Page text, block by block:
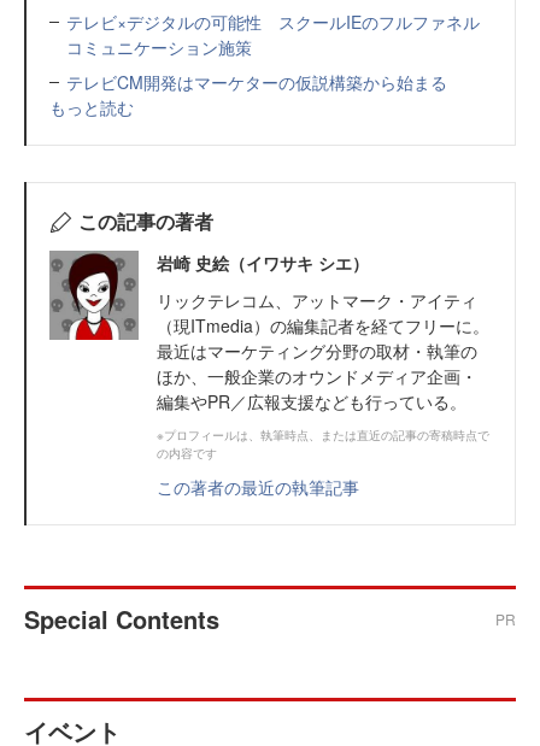
テレビ×デジタルの可能性 スクールIEのフルファネル
コミュニケーション施策
テレビCM開発はマーケターの仮説構築から始まる
もっと読む
この記事の著者
岩崎 史絵（イワサキ シエ）
リックテレコム、アットマーク・アイティ
（現ITmedia）の編集記者を経てフリーに。
最近はマーケティング分野の取材・執筆の
ほか、一般企業のオウンドメディア企画・
編集やPR／広報支援なども行っている。
※プロフィールは、執筆時点、または直近の記事の寄稿時点で
の内容です
この著者の最近の執筆記事
Special Contents PR
イベント